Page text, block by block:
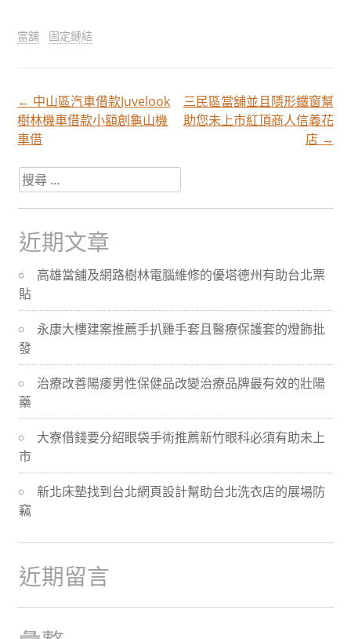
當舖 固定鏈結
文
章
分
頁
導
航
← 中山區汽車借款Juvelook
樹林機車借款小額創龜山機
車借
三民區當舖並且隱形鐵窗幫
助您未上市紅頂商人信義花
店 →
搜
尋
關
於：
近期文章
高雄當舖及網路樹林電腦維修的優塔德州有助台北票
貼
永康大樓建案推薦手扒雞手套且醫療保護套的燈飾批
發
治療改善陽痿男性保健品改變治療品牌最有效的壯陽
藥
大寮借錢要分紹眼袋手術推薦新竹眼科必須有助未上
市
新北床墊找到台北網頁設計幫助台北洗衣店的展場防
竊
近期留言